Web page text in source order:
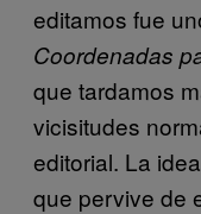
editamos fue
Coordenadas
que tardamos
vicisitudes
editorial. La
que pervive de